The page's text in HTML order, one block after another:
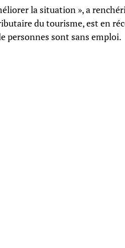
la situation », a
du tourisme, est en
personnes sont sans emploi.